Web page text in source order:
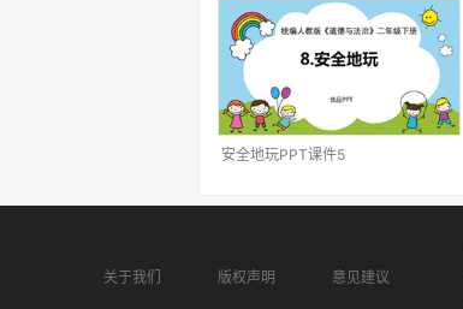
安全地玩PPT课件5
关于我们 版权声明 意见建议